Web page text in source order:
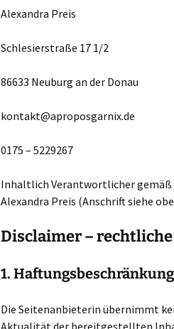
Alexandra Preis
Schlesierstraße 17 1/2
86633 Neuburg an der Donau
kontakt@aproposgarnix.de
0175 – 5229267
Inhaltlich Verantwortlicher gemäß
Alexandra Preis (Anschrift siehe
Disclaimer –
1. Haftungsbeschränkung
Die Seitenanbieterin übernimmt
Aktualität der bereitgestellten